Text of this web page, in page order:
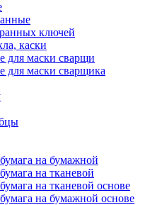
ключей
каски
для маски сварщи
для маски сварщика
на бумажной
на тканевой
на тканевой основе
на бумажной основе